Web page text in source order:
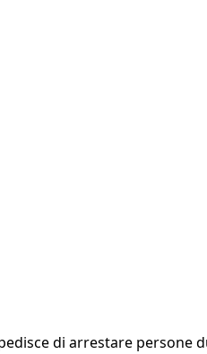
di arrestare persone